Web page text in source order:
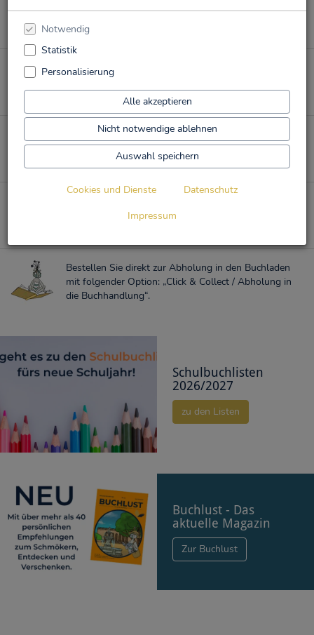
Notwendig
Statistik
Personalisierung
Alle akzeptieren
Nicht notwendige ablehnen
Auswahl speichern
Cookies und Dienste
Datenschutz
Impressum
Herzlich Willkommen
Montag–Freitag von 9.00–18.30 Uhr und Samstag von
9.00–16.00 Uhr
Rufen Sie uns gerne an: 02622-14851 oder schreiben
Sie uns eine WhatsApp (gleiche Nummer).
Schreiben Sie uns eine Mail, indem Sie HIER klicken.
Bestellen Sie direkt zur Abholung in den Buchladen
mit folgender Option: „Click & Collect / Abholung in
die Buchhandlung“.
Schulbuchlisten
2026/2027
zu den Listen
Buchlust - Das
aktuelle Magazin
Zur Buchlust